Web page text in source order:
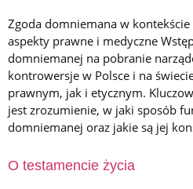
Zgoda domniemana w
aspekty prawne i medyczne
domniemanej na pobranie
kontrowersje w Polsce i na
prawnym, jak i etycznym.
jest zrozumienie, w jaki sposób
domniemanej oraz jakie są jej
O testamencie życia